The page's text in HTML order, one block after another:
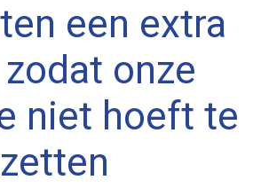
een extra
onze
niet hoeft te
zetten